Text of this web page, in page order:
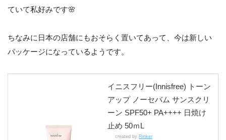
ていて私好みです🌸
ちなみに日本の店舗にもおそらく置いてあって、今は新しい
パッケージになっているようです。
イニスフリー(Innisfree) トーン
アップ ノーセバム サンスクリ
ーン SPF50+ PA++++ 日焼け
止め 50ｍL
created by Rinker